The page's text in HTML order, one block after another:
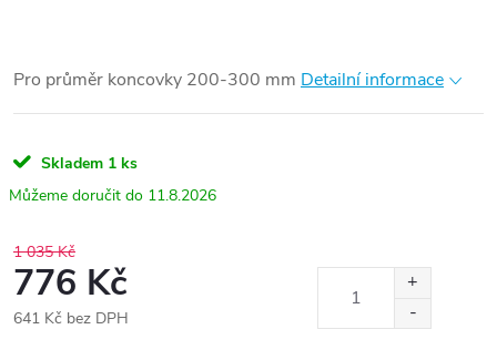
Pro průměr koncovky 200-300 mm Detailní informace
Skladem 1 ks
11.8.2026
1 035 Kč
776 Kč
641 Kč bez DPH